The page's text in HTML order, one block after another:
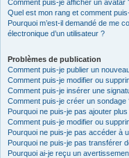
Comment puis-je afficher un avatar
Quel est mon rang et comment
Pourquoi m’est-il demandé de me
électronique d’un utilisateur ?
Problèmes de publication
Comment puis-je publier un
Comment puis-je modifier ou
Comment puis-je insérer une
Comment puis-je créer un sondage
Pourquoi ne puis-je pas ajouter
Comment puis-je modifier ou
Pourquoi ne puis-je pas accéder à
Pourquoi ne puis-je pas transférer
Pourquoi ai-je reçu un